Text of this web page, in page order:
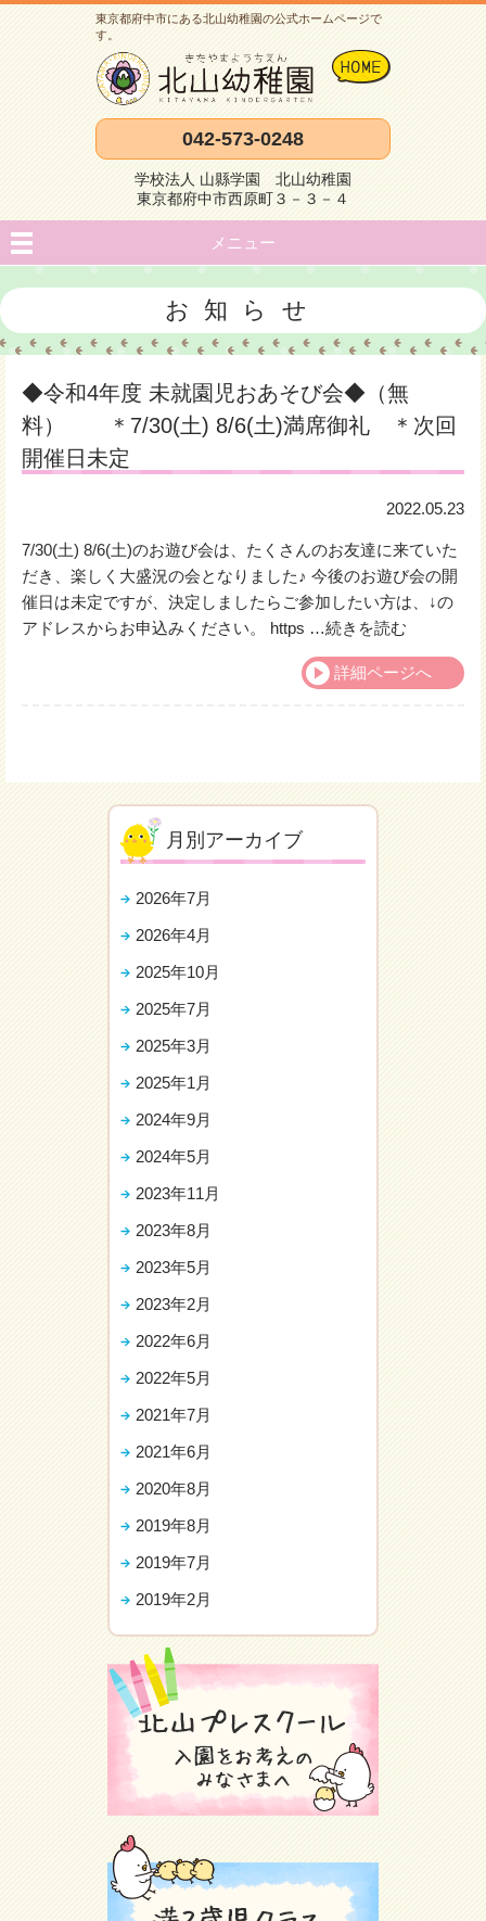
東京都府中市にある北山幼稚園の公式ホームページで
す。
042-573-0248
学校法人 山縣学園 北山幼稚園
東京都府中市西原町３－３－４
メニュー
お知らせ
◆令和4年度 未就園児おあそび会◆（無
料） ＊7/30(土) 8/6(土)満席御礼 ＊次回
開催日未定
2022.05.23
7/30(土) 8/6(土)のお遊び会は、たくさんのお友達に来ていた
だき、楽しく大盛況の会となりました♪ 今後のお遊び会の開
催日は未定ですが、決定しましたらご参加したい方は、↓の
アドレスからお申込みください。 https …続きを読む
詳細ページへ
月別アーカイブ
2026年7月
2026年4月
2025年10月
2025年7月
2025年3月
2025年1月
2024年9月
2024年5月
2023年11月
2023年8月
2023年5月
2023年2月
2022年6月
2022年5月
2021年7月
2021年6月
2020年8月
2019年8月
2019年7月
2019年2月